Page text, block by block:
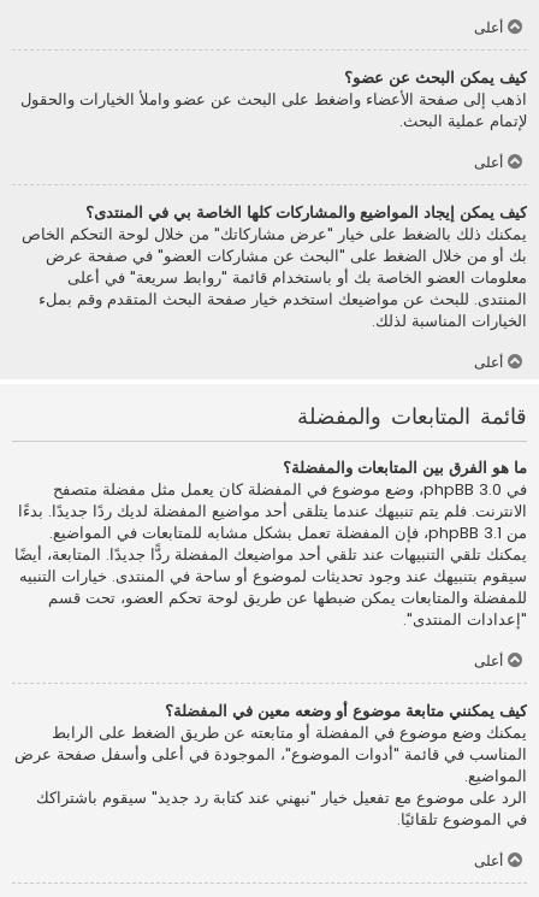
أعلى
كيف يمكن البحث عن عضو؟
اذهب إلى صفحة الأعضاء واضغط على البحث عن عضو واملأ الخيارات والحقول
لإتمام عملية البحث.
أعلى
كيف يمكن إيجاد المواضيع والمشاركات كلها الخاصة بي في المنتدى؟
يمكنك ذلك بالضغط على خيار "عرض مشاركاتك" من خلال لوحة التحكم الخاص
بك أو من خلال الضغط على "البحث عن مشاركات العضو" في صفحة عرض
معلومات العضو الخاصة بك أو باستخدام قائمة "روابط سريعة" في أعلى
المنتدى. للبحث عن مواضيعك استخدم خيار صفحة البحث المتقدم وقم بملء
الخيارات المناسبة لذلك.
أعلى
قائمة المتابعات والمفضلة
ما هو الفرق بين المتابعات والمفضلة؟
في phpBB 3.0، وضع موضوع في المفضلة كان يعمل مثل مفضلة متصفح
الانترنت. فلم يتم تنبيهك عندما يتلقى أحد مواضيع المفضلة لديك ردًا جديدًا. بدءًا
من phpBB 3.1، فإن المفضلة تعمل بشكل مشابه للمتابعات في المواضيع.
يمكنك تلقي التنبيهات عند تلقي أحد مواضيعك المفضلة ردًّا جديدًا. المتابعة، أيضًا
سيقوم بتنبيهك عند وجود تحديثات لموضوع أو ساحة في المنتدى. خيارات التنبيه
للمفضلة والمتابعات يمكن ضبطها عن طريق لوحة تحكم العضو، تحت قسم
"إعدادات المنتدى".
أعلى
كيف يمكنني متابعة موضوع أو وضعه معين في المفضلة؟
يمكنك وضع موضوع في المفضلة أو متابعته عن طريق الضغط على الرابط
المناسب في قائمة "أدوات الموضوع"، الموجودة في أعلى وأسفل صفحة عرض
المواضيع.
الرد على موضوع مع تفعيل خيار "نبهني عند كتابة رد جديد" سيقوم باشتراكك
في الموضوع تلقائيًا.
أعلى